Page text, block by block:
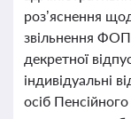
роз’яснення
звільнення ФОП
декретної
індивідуальні
осіб